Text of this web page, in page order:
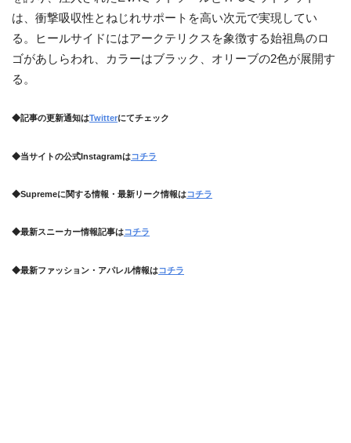
は、衝撃吸収性とねじれサポートを高い次元で実現してい
る。ヒールサイドにはアークテリクスを象徴する始祖鳥のロ
ゴがあしらわれ、カラーはブラック、オリーブの2色が展開す
る。
◆記事の更新通知はTwitterにてチェック
◆当サイトの公式Instagramはコチラ
◆Supremeに関する情報・最新リーク情報はコチラ
◆最新スニーカー情報記事はコチラ
◆最新ファッション・アパレル情報はコチラ